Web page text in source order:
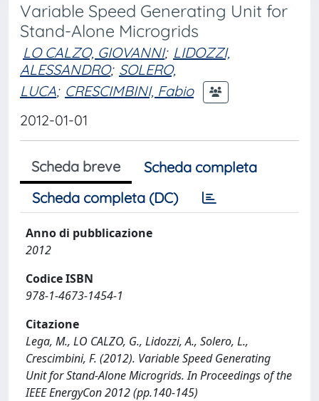
Variable Speed Generating Unit for
Stand-Alone Microgrids
LO CALZO, GIOVANNI; LIDOZZI,
ALESSANDRO; SOLERO,
LUCA; CRESCIMBINI, Fabio
2012-01-01
Scheda breve
Scheda completa
Scheda completa (DC)
Anno di pubblicazione
2012
Codice ISBN
978-1-4673-1454-1
Citazione
Lega, M., LO CALZO, G., Lidozzi, A., Solero, L.,
Crescimbini, F. (2012). Variable Speed Generating
Unit for Stand-Alone Microgrids. In Proceedings of the
IEEE EnergyCon 2012 (pp.140-145)